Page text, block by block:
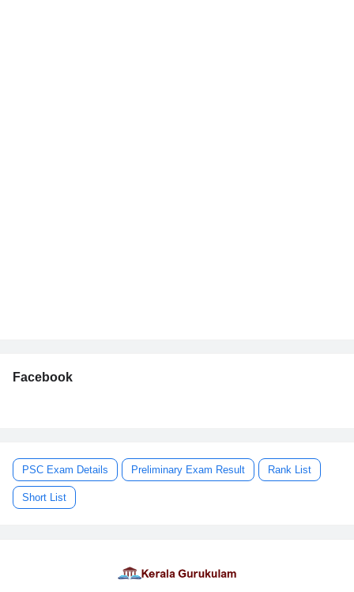
Facebook
PSC Exam Details Preliminary Exam Result Rank List
Short List